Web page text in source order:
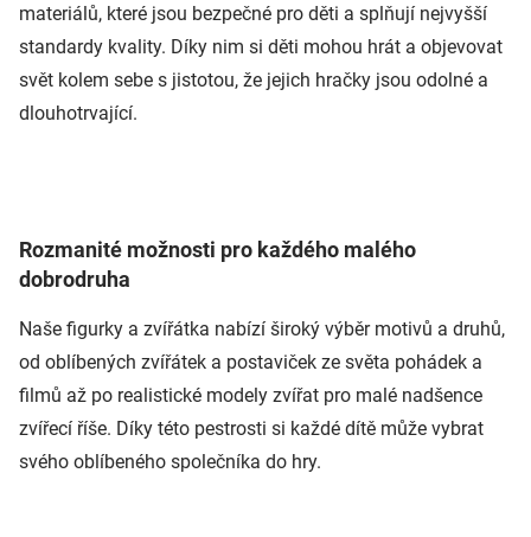
materiálů, které jsou bezpečné pro děti a splňují nejvyšší
standardy kvality. Díky nim si děti mohou hrát a objevovat
svět kolem sebe s jistotou, že jejich hračky jsou odolné a
dlouhotrvající.
Rozmanité možnosti pro každého malého
dobrodruha
Naše figurky a zvířátka nabízí široký výběr motivů a druhů,
od oblíbených zvířátek a postaviček ze světa pohádek a
filmů až po realistické modely zvířat pro malé nadšence
zvířecí říše. Díky této pestrosti si každé dítě může vybrat
svého oblíbeného společníka do hry.